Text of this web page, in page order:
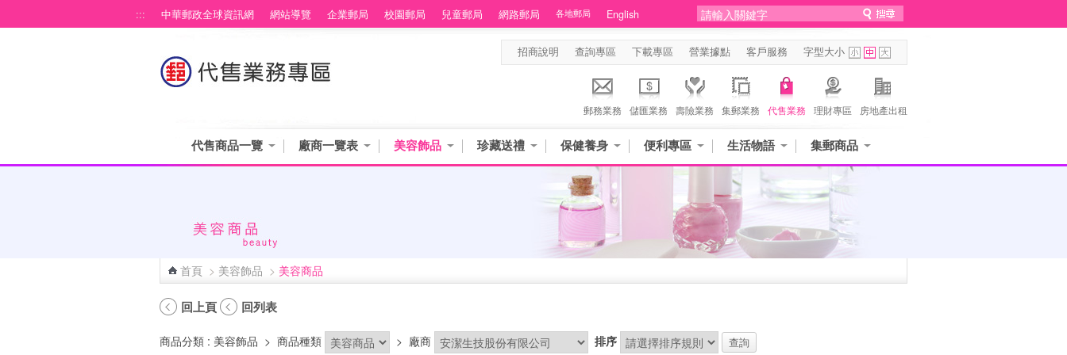
::: 中華郵政全球資訊網 網站導覽 企業郵局 校園郵局 兒童郵局 網路郵局 各地郵局 English
招商說明 查詢專區 下載專區 營業據點 客戶服務 字型大小
郵務業務 儲匯業務 壽險業務 集郵業務 代售業務 理財專區 房地產出租
代售商品一覽 廠商一覽表 美容飾品 珍藏送禮 保健養身 便利專區 生活物語 集郵商品
首頁 > 美容飾品 > 美容商品
回上頁 回列表
商品分類 : 美容飾品 > 商品種類 > 廠商 排序